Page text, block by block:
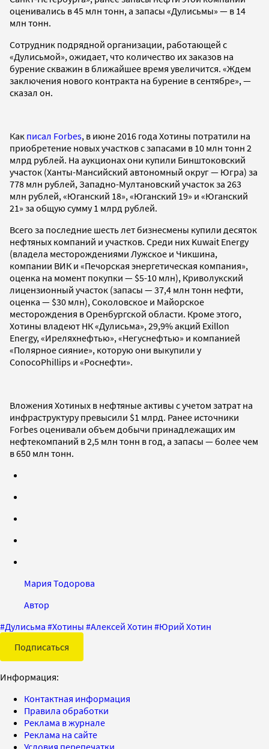
оценивались в 45 млн тонн, а запасы «Дулисьмы» — в 14
млн тонн.
Сотрудник подрядной организации, работающей с
«Дулисьмой», ожидает, что количество их заказов на
бурение скважин в ближайшее время увеличится. «Ждем
заключения нового контракта на бурение в сентябре», —
сказал он.
Как писал Forbes, в июне 2016 года Хотины потратили на
приобретение новых участков с запасами в 10 млн тонн 2
млрд рублей. На аукционах они купили Бинштоковский
участок (Ханты-Мансийский автономный округ — Югра) за
778 млн рублей, Западно-Мултановский участок за 263
млн рублей, «Юганский 18», «Юганский 19» и «Юганский
21» за общую сумму 1 млрд рублей.
Всего за последние шесть лет бизнесмены купили десяток
нефтяных компаний и участков. Среди них Kuwait Energy
(владела месторождениями Лужское и Чикшина,
компании ВИК и «Печорская энергетическая компания»,
оценка на момент покупки — $5-10 млн), Криволукский
лицензионный участок (запасы — 37,4 млн тонн нефти,
оценка — $30 млн), Соколовское и Майорское
месторождения в Оренбургской области. Кроме этого,
Хотины владеют НК «Дулисьма», 29,9% акций Exillon
Energy, «Иреляхнефтью», «Негуснефтью» и компанией
«Полярное сияние», которую они выкупили у
ConocoPhillips и «Роснефти».
Вложения Хотиных в нефтяные активы с учетом затрат на
инфраструктуру превысили $1 млрд. Ранее источники
Forbes оценивали объем добычи принадлежащих им
нефтекомпаний в 2,5 млн тонн в год, а запасы — более чем
в 650 млн тонн.
Мария Тодорова
Автор
#Дулисьма #Хотины #Алексей Хотин #Юрий Хотин
Подписаться
Информация:
Контактная информация
Правила обработки
Реклама в журнале
Реклама на сайте
Условия перепечатки